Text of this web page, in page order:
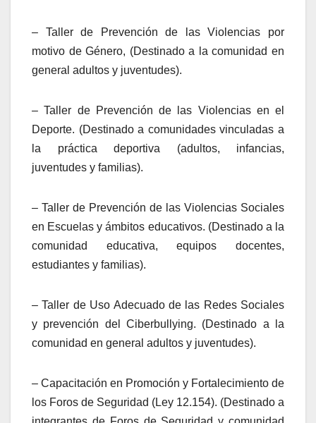
– Taller de Prevención de las Violencias por
motivo de Género, (Destinado a la comunidad en
general adultos y juventudes).
– Taller de Prevención de las Violencias en el
Deporte. (Destinado a comunidades vinculadas a
la práctica deportiva (adultos, infancias,
juventudes y familias).
– Taller de Prevención de las Violencias Sociales
en Escuelas y ámbitos educativos. (Destinado a la
comunidad educativa, equipos docentes,
estudiantes y familias).
– Taller de Uso Adecuado de las Redes Sociales
y prevención del Ciberbullying. (Destinado a la
comunidad en general adultos y juventudes).
– Capacitación en Promoción y Fortalecimiento de
los Foros de Seguridad (Ley 12.154). (Destinado a